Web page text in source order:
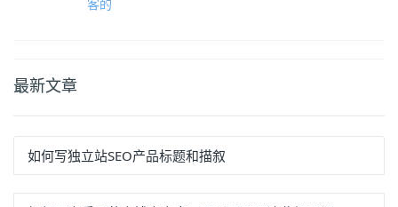
客的
最新文章
如何写独立站SEO产品标题和描叙